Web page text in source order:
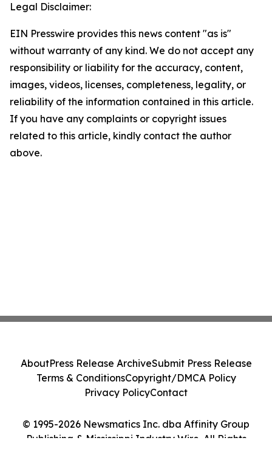
Legal Disclaimer:
EIN Presswire provides this news content "as is"
without warranty of any kind. We do not accept any
responsibility or liability for the accuracy, content,
images, videos, licenses, completeness, legality, or
reliability of the information contained in this article.
If you have any complaints or copyright issues
related to this article, kindly contact the author
above.
© 1995-2026 Newsmatics Inc. dba Affinity Group
Publishing & Mississippi Industry Wire. All Rights
AboutPress Release ArchiveSubmit Press Release
Terms & ConditionsCopyright/DMCA Policy
Privacy PolicyContact